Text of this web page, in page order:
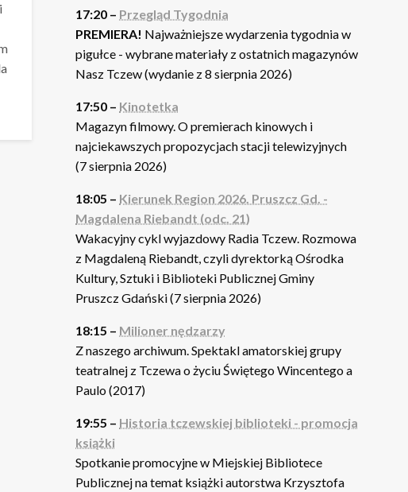
17:20 – Przegląd Tygodnia
PREMIERA! Najważniejsze wydarzenia tygodnia w
pigułce - wybrane materiały z ostatnich magazynów
Nasz Tczew (wydanie z 8 sierpnia 2026)
17:50 – Kinotetka
Magazyn filmowy. O premierach kinowych i
najciekawszych propozycjach stacji telewizyjnych
(7 sierpnia 2026)
18:05 – Kierunek Region 2026. Pruszcz Gd. -
Magdalena Riebandt (odc. 21)
Wakacyjny cykl wyjazdowy Radia Tczew. Rozmowa
z Magdaleną Riebandt, czyli dyrektorką Ośrodka
Kultury, Sztuki i Biblioteki Publicznej Gminy
Pruszcz Gdański (7 sierpnia 2026)
18:15 – Milioner nędzarzy
Z naszego archiwum. Spektakl amatorskiej grupy
teatralnej z Tczewa o życiu Świętego Wincentego a
Paulo (2017)
19:55 – Historia tczewskiej biblioteki - promocja
książki
Spotkanie promocyjne w Miejskiej Bibliotece
Publicznej na temat książki autorstwa Krzysztofa